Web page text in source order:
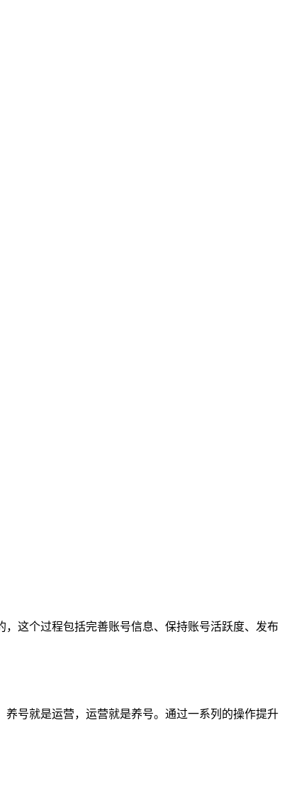
这个过程包括完善账号信息、保持账号活跃度、发布
号就是运营，运营就是养号。通过一系列的操作提升